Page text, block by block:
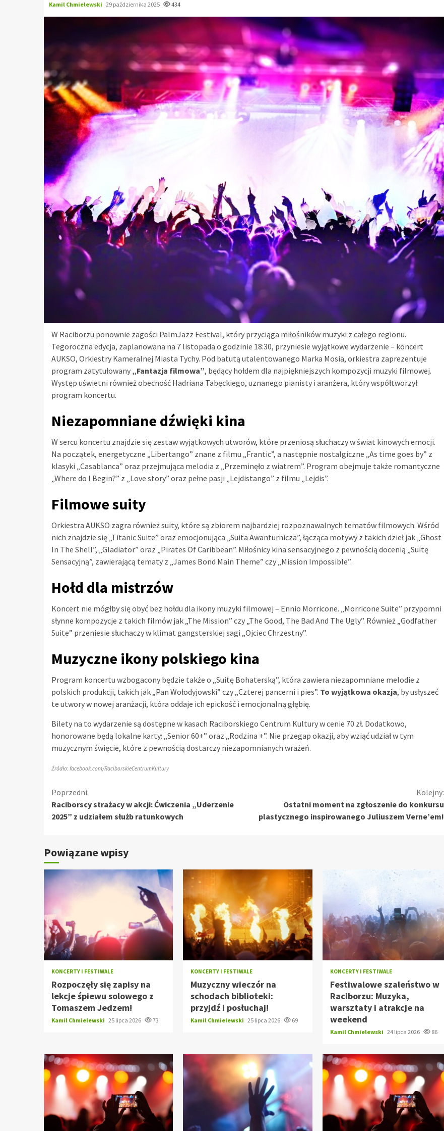
Kamil Chmielewski 29 października 2025 434
W Raciborzu ponownie zagości PalmJazz Festival, który przyciąga miłośników muzyki z całego regionu.
Tegoroczna edycja, zaplanowana na 7 listopada o godzinie 18:30, przyniesie wyjątkowe wydarzenie – koncert
AUKSO, Orkiestry Kameralnej Miasta Tychy. Pod batutą utalentowanego Marka Mosia, orkiestra zaprezentuje
program zatytułowany „Fantazja filmowa”, będący hołdem dla najpiękniejszych kompozycji muzyki filmowej.
Występ uświetni również obecność Hadriana Tabęckiego, uznanego pianisty i aranżera, który współtworzył
program koncertu.
Niezapomniane dźwięki kina
W sercu koncertu znajdzie się zestaw wyjątkowych utworów, które przeniosą słuchaczy w świat kinowych emocji.
Na początek, energetyczne „Libertango” znane z filmu „Frantic”, a następnie nostalgiczne „As time goes by” z
klasyki „Casablanca” oraz przejmująca melodia z „Przeminęło z wiatrem”. Program obejmuje także romantyczne
„Where do I Begin?” z „Love story” oraz pełne pasji „Lejdistango” z filmu „Lejdis”.
Filmowe suity
Orkiestra AUKSO zagra również suity, które są zbiorem najbardziej rozpoznawalnych tematów filmowych. Wśród
nich znajdzie się „Titanic Suite” oraz emocjonująca „Suita Awanturnicza”, łącząca motywy z takich dzieł jak „Ghost
In The Shell”, „Gladiator” oraz „Pirates Of Caribbean”. Miłośnicy kina sensacyjnego z pewnością docenią „Suitę
Sensacyjną”, zawierającą tematy z „James Bond Main Theme” czy „Mission Impossible”.
Hołd dla mistrzów
Koncert nie mógłby się obyć bez hołdu dla ikony muzyki filmowej – Ennio Morricone. „Morricone Suite” przypomni
słynne kompozycje z takich filmów jak „The Mission” czy „The Good, The Bad And The Ugly”. Również „Godfather
Suite” przeniesie słuchaczy w klimat gangsterskiej sagi „Ojciec Chrzestny”.
Muzyczne ikony polskiego kina
Program koncertu wzbogacony będzie także o „Suitę Bohaterską”, która zawiera niezapomniane melodie z
polskich produkcji, takich jak „Pan Wołodyjowski” czy „Czterej pancerni i pies”. To wyjątkowa okazja, by usłyszeć
te utwory w nowej aranżacji, która oddaje ich epickość i emocjonalną głębię.
Bilety na to wydarzenie są dostępne w kasach Raciborskiego Centrum Kultury w cenie 70 zł. Dodatkowo,
honorowane będą lokalne karty: „Senior 60+” oraz „Rodzina +”. Nie przegap okazji, aby wziąć udział w tym
muzycznym święcie, które z pewnością dostarczy niezapomnianych wrażeń.
Źródło: facebook.com/RaciborskieCentrumKultury
Kontynuuj
czytanie
Poprzedni:
Raciborscy strażacy w akcji: Ćwiczenia „Uderzenie
2025” z udziałem służb ratunkowych
Kolejny:
Ostatni moment na zgłoszenie do konkursu
plastycznego inspirowanego Juliuszem Verne’em!
Powiązane wpisy
KONCERTY I FESTIWALE
Rozpoczęły się zapisy na
lekcje śpiewu solowego z
Tomaszem Jedzem!
Kamil Chmielewski 25 lipca 2026 73
KONCERTY I FESTIWALE
Muzyczny wieczór na
schodach biblioteki:
przyjdź i posłuchaj!
Kamil Chmielewski 25 lipca 2026 69
KONCERTY I FESTIWALE
Festiwalowe szaleństwo w
Raciborzu: Muzyka,
warsztaty i atrakcje na
weekend
Kamil Chmielewski 24 lipca 2026 86